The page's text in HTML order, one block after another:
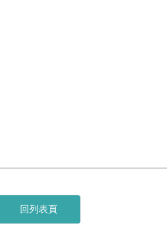
回列表頁